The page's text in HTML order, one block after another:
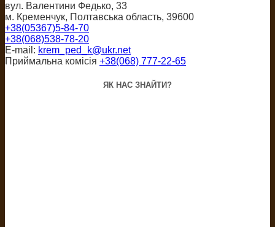
вул. Валентини Федько, 33
м. Кременчук, Полтавська область, 39600
+38(05367)5-84-70
+38(068)538-78-20
E-mail: krem_ped_k@ukr.net
Приймальна комісія +38(068) 777-22-65
ЯК НАС ЗНАЙТИ?